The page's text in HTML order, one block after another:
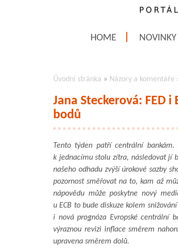
HOME NOVINKY
Úvodní stránka » Názory a komentáře
Jana Steckerová: FED i
bodů
Tento týden patří centrální bankám.
k jednacímu stolu zítra, následovat jí
našeho odhadu zvýší úrokové sazby
pozornost směřovat na to, kam až
nápovědu může poskytne nový
u ECB to bude diskuze kolem
i nová prognóza Evropské centrální
výraznou revizi inflace směrem
upravena směrem dolů.